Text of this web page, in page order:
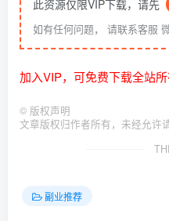
此资源仅限VIP下载，请先
如有任何问题， 请联系客服
加入VIP，可免费下载全站
© 版权声明
文章版权归作者所有，未经允许
副业推荐